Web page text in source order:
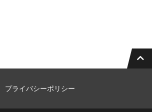
プライバシーポリシー